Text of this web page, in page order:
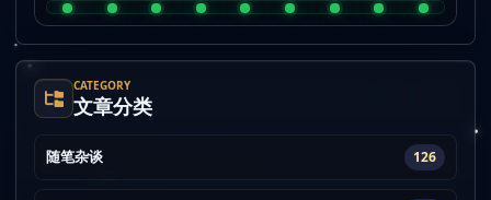
CATEGORY
文章分类
随笔杂谈 126